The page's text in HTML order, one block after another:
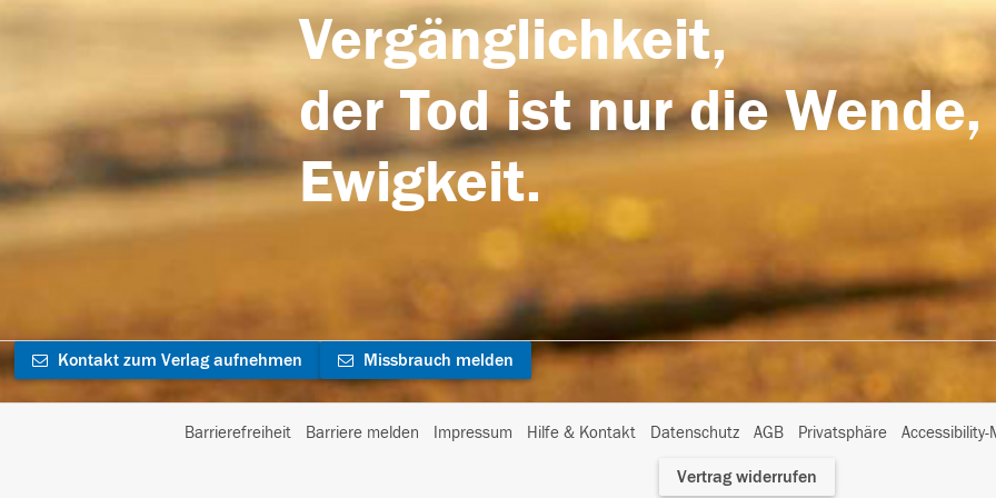
Vergänglichkeit,
der Tod ist nur die
Ewigkeit.
Kontakt zum Verlag aufnehmen Missbrauch melden
Barrierefreiheit Barriere melden Impressum Hilfe & Kontakt Datenschutz AGB Privatsphäre
I
Vertrag widerrufen